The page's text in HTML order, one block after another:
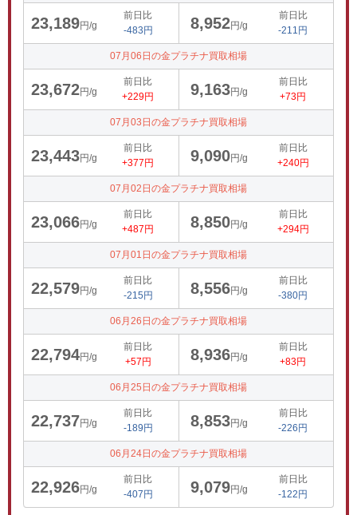
23,189円/g
前日比
-483円
8,952円/g
前日比
-211円
07月06日の金プラチナ買取相場
23,672円/g
前日比
+229円
9,163円/g
前日比
+73円
07月03日の金プラチナ買取相場
23,443円/g
前日比
+377円
9,090円/g
前日比
+240円
07月02日の金プラチナ買取相場
23,066円/g
前日比
+487円
8,850円/g
前日比
+294円
07月01日の金プラチナ買取相場
22,579円/g
前日比
-215円
8,556円/g
前日比
-380円
06月26日の金プラチナ買取相場
22,794円/g
前日比
+57円
8,936円/g
前日比
+83円
06月25日の金プラチナ買取相場
22,737円/g
前日比
-189円
8,853円/g
前日比
-226円
06月24日の金プラチナ買取相場
22,926円/g
前日比
-407円
9,079円/g
前日比
-122円